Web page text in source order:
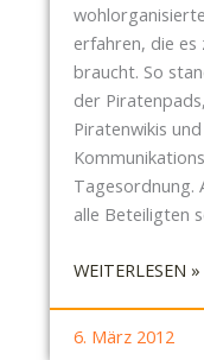
T
erfahren, die
braucht. So
der
Piratenwikis
Tagesordnung.
alle Beteiligten
WEITERLESEN »:
6. März 2012